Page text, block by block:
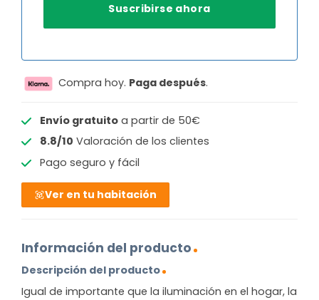
Compra hoy. Paga después.
Envío gratuitoa partir de 50€
8.8/10 Valoración de los clientes
Pago seguro y fácil
Ver en tu habitación
Información del producto
Descripción del producto
Igual de importante que la iluminación en el hogar, la